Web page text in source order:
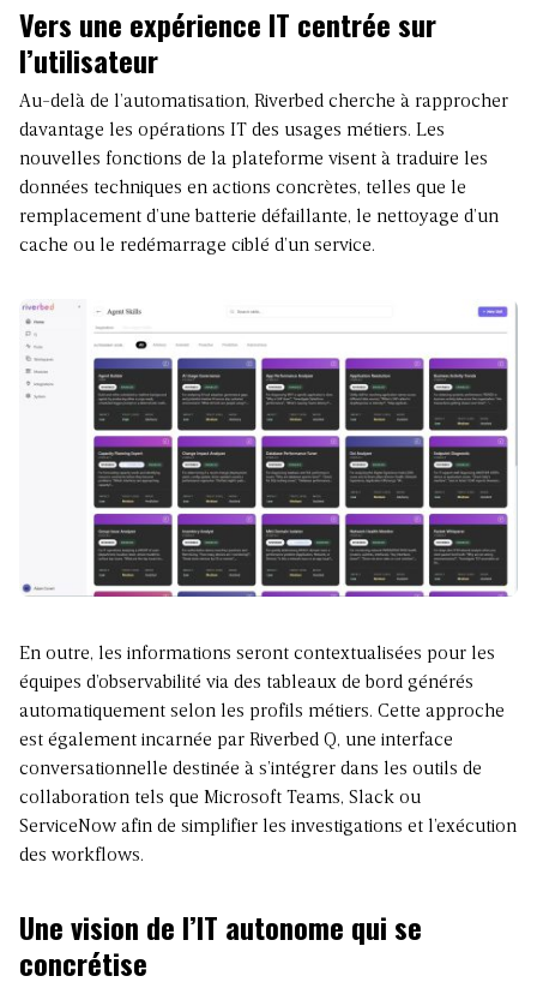
Vers une expérience IT centrée sur
l’utilisateur
Au-delà de l’automatisation, Riverbed cherche à rapprocher
davantage les opérations IT des usages métiers. Les
nouvelles fonctions de la plateforme visent à traduire les
données techniques en actions concrètes, telles que le
remplacement d’une batterie défaillante, le nettoyage d’un
cache ou le redémarrage ciblé d’un service.
En outre, les informations seront contextualisées pour les
équipes d’observabilité via des tableaux de bord générés
automatiquement selon les profils métiers. Cette approche
est également incarnée par Riverbed Q, une interface
conversationnelle destinée à s’intégrer dans les outils de
collaboration tels que Microsoft Teams, Slack ou
ServiceNow afin de simplifier les investigations et l’exécution
des workflows.
Une vision de l’IT autonome qui se
concrétise